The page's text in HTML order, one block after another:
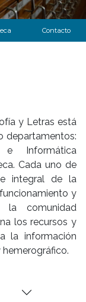
Contacto
y Letras está
departamentos:
e Informática
Cada uno de
integral de la
y
la comunidad
los recursos y
la información